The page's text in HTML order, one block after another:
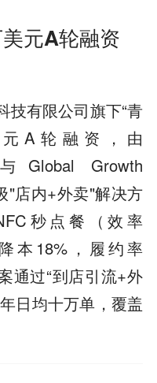
元A轮融资
技有限公司旗下“青
A轮融资，由
Global Growth
"店内+外卖"解决方
秒点餐（效率
本18%，履约率
通过“到店引流+外
日均十万单，覆盖